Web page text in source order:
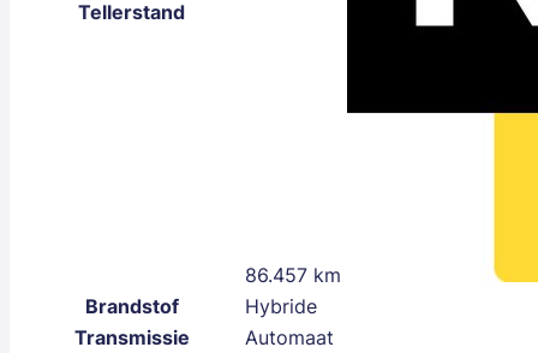
Tellerstand
86.457 km
Brandstof
Hybride
Transmissie
Automaat